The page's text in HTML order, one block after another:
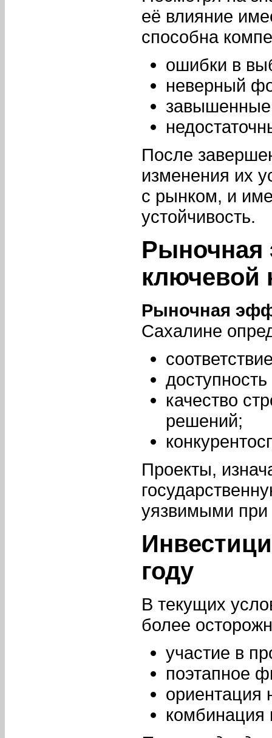
её влияние
способна
ошибки в
неверный
завышенные
После
изменения их
с рынком, и
устойчивость.
Рыночная
ключевой
Рыночная
Сахалине
качество
решений;
Проекты,
уязвимыми при
году
В текущих
более
участие в
поэтапное
ориентация